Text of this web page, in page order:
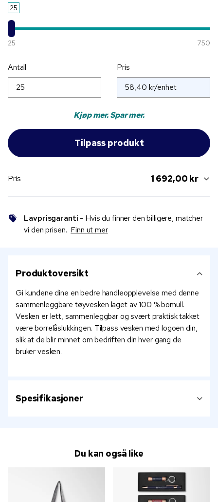
25
25 750
Antall Pris
Kjøp mer. Spar mer.
Pris 1 692,00 kr
Lavprisgaranti - Hvis du finner den billigere, matcher
vi den prisen. Finn ut mer
Produktoversikt
Gi kundene dine en bedre handleopplevelse med denne
sammenleggbare tøyvesken laget av 100 % bomull.
Vesken er lett, sammenleggbar og svært praktisk takket
være borrelåslukkingen. Tilpass vesken med logoen din,
slik at de blir minnet om bedriften din hver gang de
bruker vesken.
Spesifikasjoner
Du kan også like